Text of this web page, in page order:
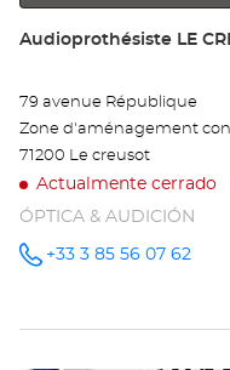
Tienda:
Audioprothésiste LE
79 avenue République
Zone d'aménagement
71200 Le creusot
Actualmente cerrado
ÓPTICA & AUDICIÓN
número
+33 3 85 56 07 62